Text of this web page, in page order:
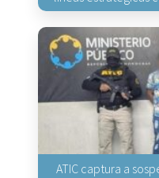
ATIC captura a